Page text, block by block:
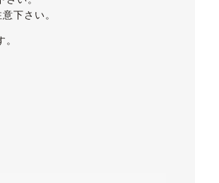
いな状態です。
ー・ETC・地デジ・プッシュスタ
下さい。